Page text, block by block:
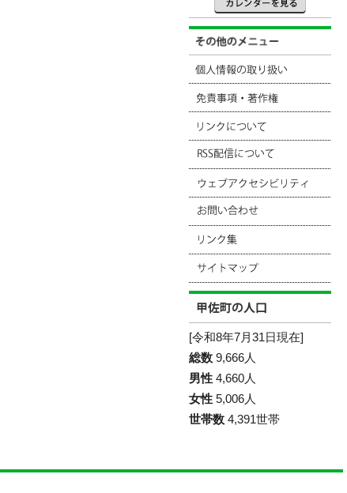
[令和8年7月31日現在]
総数 9,666人
男性 4,660人
女性 5,006人
世帯数 4,391世帯